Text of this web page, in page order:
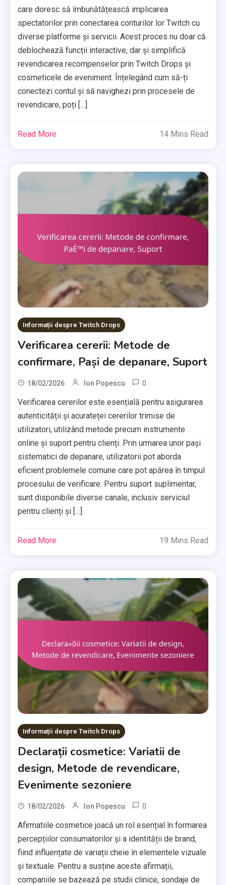
care doresc să îmbunătățească implicarea
spectatorilor prin conectarea conturilor lor Twitch cu
diverse platforme și servicii. Acest proces nu doar că
deblochează funcții interactive, dar și simplifică
revendicarea recompenselor prin Twitch Drops și
cosmeticele de eveniment. Înțelegând cum să-ți
conectezi contul și să navighezi prin procesele de
revendicare, poți […]
Read More 14 Mins Read
Informații despre Twitch Drops
Verificarea cererii: Metode de
confirmare, Pași de depanare, Suport
18/02/2026 Ion Popescu 0
Verificarea cererilor este esențială pentru asigurarea
autenticității și acurateței cererilor trimise de
utilizatori, utilizând metode precum instrumente
online și suport pentru clienți. Prin urmarea unor pași
sistematici de depanare, utilizatorii pot aborda
eficient problemele comune care pot apărea în timpul
procesului de verificare. Pentru suport suplimentar,
sunt disponibile diverse canale, inclusiv serviciul
pentru clienți și […]
Read More 19 Mins Read
Informații despre Twitch Drops
Declarații cosmetice: Variatii de
design, Metode de revendicare,
Evenimente sezoniere
18/02/2026 Ion Popescu 0
Afirmatiile cosmetice joacă un rol esențial în formarea
percepțiilor consumatorilor și a identității de brand,
fiind influențate de variații cheie în elementele vizuale
și textuale. Pentru a susține aceste afirmații,
companiile se bazează pe studii clinice, sondaje de